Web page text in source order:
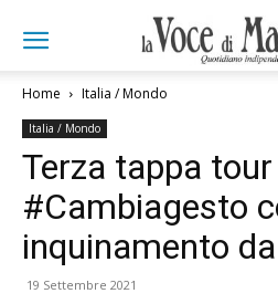
Home Italia / Mondo
Italia / Mondo
Terza tappa
#Cambiagesto
inquinamento
19 Settembre 2021